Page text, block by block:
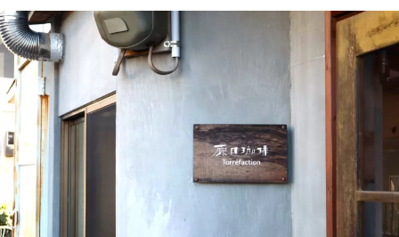
ด้วยลูกค้าตั้งแต่นักศึกษาไปจนถึงผู้สูง
อายุทุกวัน
หน้าร้านยังมีที่นั่งบริเวณระเบียงพร้อม
แมกไม้เขียวขจีอีกด้วย เพลิดเพลินกับ
กาแฟที่คัดสรรมาอย่างดีในพื้นที่ผ่อน